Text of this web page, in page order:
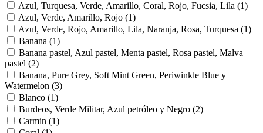
Azul, Turquesa, Verde, Amarillo, Coral, Rojo, Fucsia, Lila (1)
Azul, Verde, Amarillo, Rojo (1)
Azul, Verde, Rojo, Amarillo, Lila, Naranja, Rosa, Turquesa (1)
Banana (1)
Banana pastel, Azul pastel, Menta pastel, Rosa pastel, Malva
pastel (2)
Banana, Pure Grey, Soft Mint Green, Periwinkle Blue y
Watermelon (3)
Blanco (1)
Burdeos, Verde Militar, Azul petróleo y Negro (2)
Carmin (1)